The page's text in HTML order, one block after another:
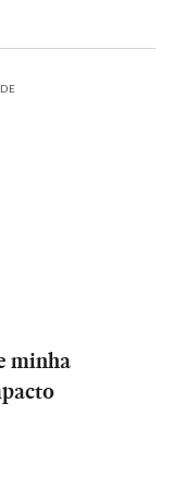
minha